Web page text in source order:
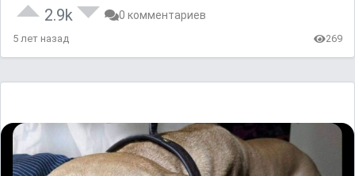
2.9k 0 комментариев
5 лет назад 269